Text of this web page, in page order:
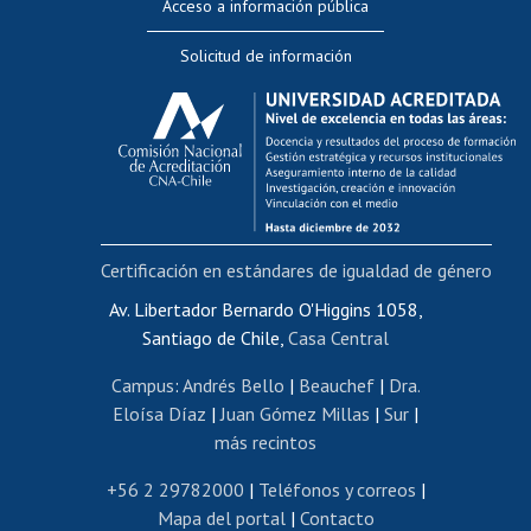
Evaluación docente
Calificación académica
Postulación al AUCAI
Funcionarias/os
Cursos internos de capacitación
Bienestar del personal
Portal de movilidad interna
Certificado de renta
Certificado de renta honorarios
Editar páginas blancas
Extranjeras/os
Revalidación y reconocimiento de títulos
Postulación al Programa de Movilidad Estudiantil
Acceso a información pública
Solicitud de información
Av. Libertador Bernardo O'Higgins 1058,
Santiago de Chile, Casa Central
Campus: Andrés Bello | Beauchef| Dra.
Eloísa Díaz |Juan Gómez Millas | Sur |
más recintos
+56 2 29782000 | Teléfonos y correos |
Mapa del portal| Contacto
Certificación en estándares de igualdad de género